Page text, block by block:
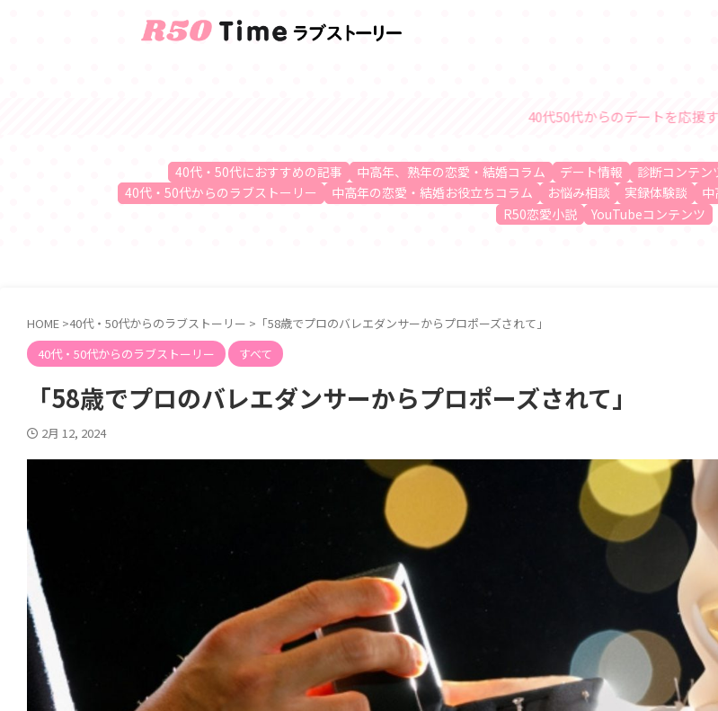
40代50代からのデートを応援する♡オトナの恋愛
40代・50代におすすめの記事 中高年、熟年の恋愛・結婚コラム デート情報 診断コンテン
40代・50代からのラブストーリー
中高年の恋愛・結婚お役立ちコラム お悩み相談 実録体験談 中
R50恋愛小説
YouTubeコンテンツ
HOME >40代・50代からのラブストーリー > 「58歳でプロのバレエダンサーからプロポーズされて」
40代・50代からのラブストーリー
すべて
「58歳でプロのバレエダンサーからプロポーズされて」
2月 12, 2024